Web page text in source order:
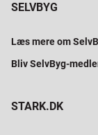
SELVBYG
Læs mere om
Bliv SelvByg-
STARK.DK